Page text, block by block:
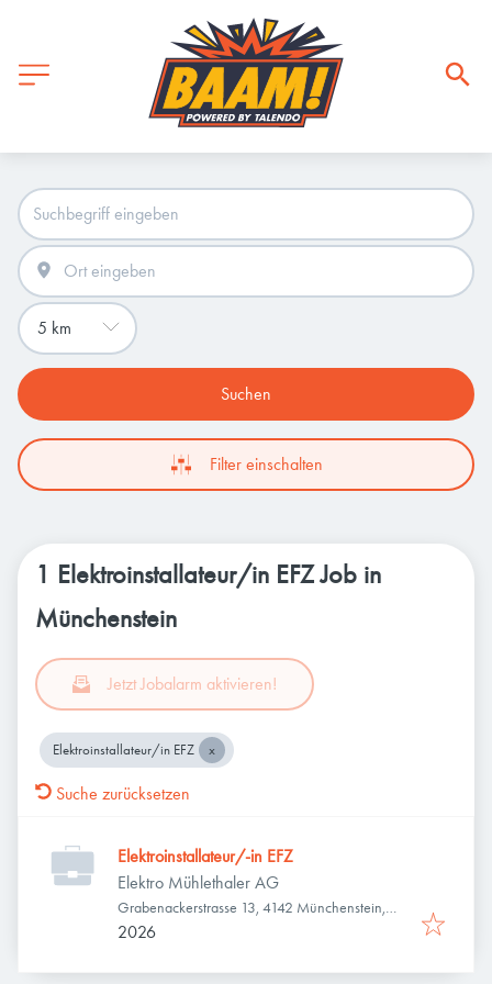
Suchen
Filter einschalten
1 Elektroinstallateur/in EFZ Job in
Münchenstein
Jetzt Jobalarm aktivieren!
Elektroinstallateur/in EFZ
Suche zurücksetzen
Elektroinstallateur/-in EFZ
Elektro Mühlethaler AG
Grabenackerstrasse 13, 4142 Münchenstein,
Schweiz
2026